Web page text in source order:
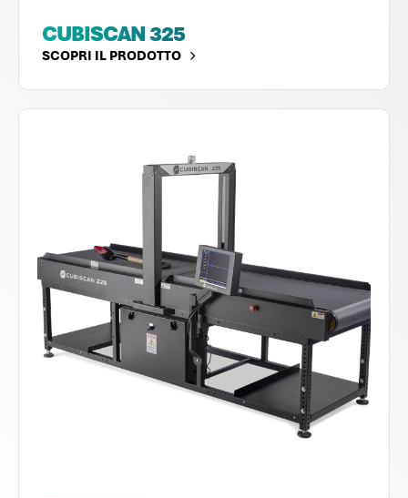
CUBISCAN 325
SCOPRI IL PRODOTTO